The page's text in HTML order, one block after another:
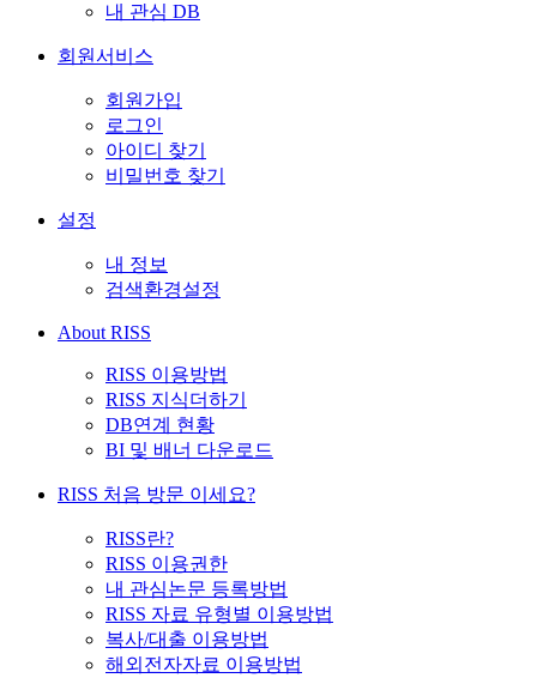
내 관심 DB
회원서비스
회원가입
로그인
아이디 찾기
비밀번호 찾기
설정
내 정보
검색환경설정
About RISS
RISS 이용방법
RISS 지식더하기
DB연계 현황
BI 및 배너 다운로드
RISS 처음 방문 이세요?
RISS란?
RISS 이용권한
내 관심논문 등록방법
RISS 자료 유형별 이용방법
복사/대출 이용방법
해외전자자료 이용방법